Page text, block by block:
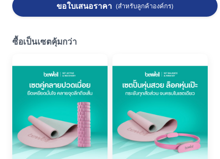
ขอใบเสนอราคา (สำหรับลูกค้าองค์กร)
ซื้อเป็นเซตคุ้มกว่า